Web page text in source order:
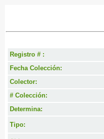
Registro # :
Fecha Colección:
Colector:
# Colección:
Determina:
Tipo: